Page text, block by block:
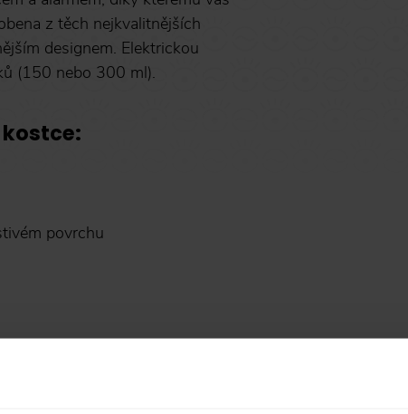
z těch nejkvalitnějších
designem. Elektrickou
(150 nebo 300 ml).
povrchu